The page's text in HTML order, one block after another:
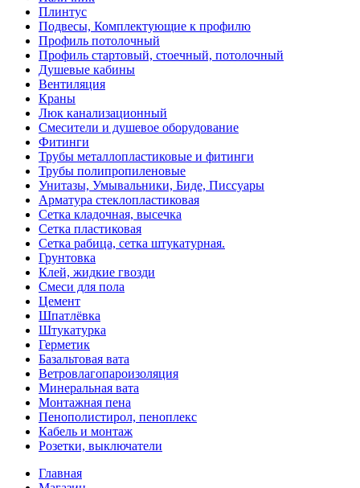
Плинтус
Подвесы, Комплектующие к профилю
Профиль потолочный
Профиль стартовый, стоечный, потолочный
Душевые кабины
Вентиляция
Краны
Люк канализационный
Смесители и душевое оборудование
Фитинги
Трубы металлопластиковые и фитинги
Трубы полипропиленовые
Унитазы, Умывальники, Биде, Писсуары
Арматура стеклопластиковая
Сетка кладочная, высечка
Сетка пластиковая
Сетка рабица, сетка штукатурная.
Грунтовка
Клей, жидкие гвозди
Смеси для пола
Цемент
Шпатлёвка
Штукатурка
Герметик
Базальтовая вата
Ветровлагопароизоляция
Минеральная вата
Монтажная пена
Пенополистирол, пеноплекс
Кабель и монтаж
Розетки, выключатели
Главная